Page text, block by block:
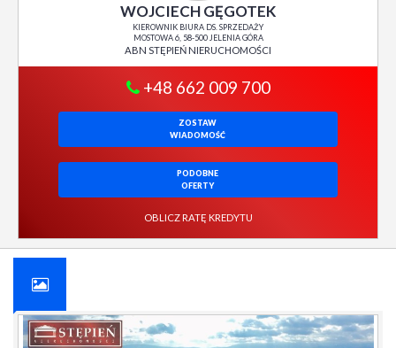
WOJCIECH GĘGOTEK
KIEROWNIK BIURA DS. SPRZEDAŻY
MOSTOWA 6, 58-500 JELENIA GÓRA
ABN STĘPIEŃ NIERUCHOMOŚCI
+48 662 009 700
ZOSTAW
WIADOMOŚĆ
PODOBNE
OFERTY
OBLICZ RATĘ KREDYTU